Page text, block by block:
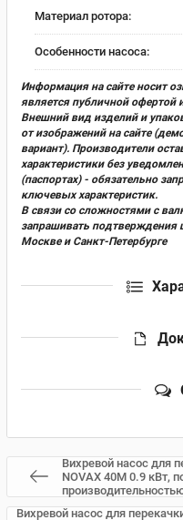
Материал ротора:
Особенности насоса:
Информация на сайте носит
является публичной офертой
Внешний вид изделий и
от изображений на сайте
вариант). Производители
характеристики без
(паспортах) - обязательно
ключевых характеристик.
В связи со сложностями с
запрашивать подтверждения
Москве и Санкт-Петербурге
Вихревой насос для
NOVAX 40M 0.9 кВт,
Вихревой насос для